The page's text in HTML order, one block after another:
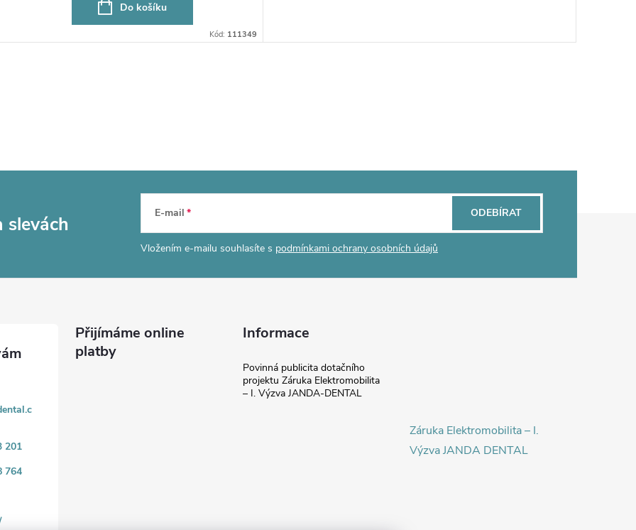
Do košíku
Kód: 111349
slevách E-mail
Vložením e-mailu souhlasíte s podmínkami ochrany osobních údajů
ODEBÍRAT
201
764
Přijímáme online
platby
Informace
Povinná publicita dotačního
projektu Záruka Elektromobilita
– I. Výzva JANDA-DENTAL
Záruka Elektromobilita – I.
Výzva JANDA DENTAL